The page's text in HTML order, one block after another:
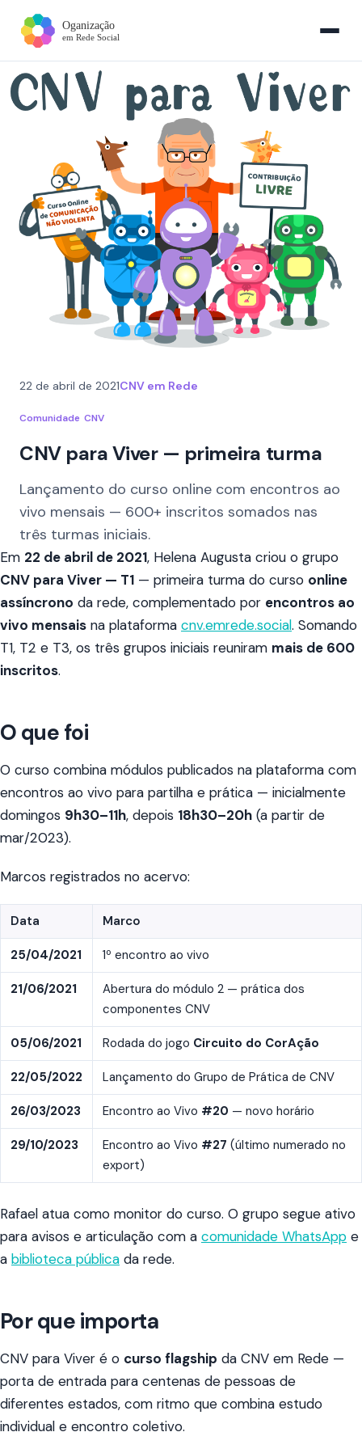
22 de abril de 2021CNV em Rede
Comunidade CNV
CNV para Viver — primeira turma
Lançamento do curso online com encontros ao
vivo mensais — 600+ inscritos somados nas
três turmas iniciais.
Em 22 de abril de 2021, Helena Augusta criou o grupo
CNV para Viver — T1 — primeira turma do curso online
assíncrono da rede, complementado por encontros ao
vivo mensais na plataforma cnv.emrede.social. Somando
T1, T2 e T3, os três grupos iniciais reuniram mais de 600
inscritos.
O que foi
O curso combina módulos publicados na plataforma com
encontros ao vivo para partilha e prática — inicialmente
domingos 9h30–11h, depois 18h30–20h (a partir de
mar/2023).
Marcos registrados no acervo:
Data Marco
25/04/2021 1º encontro ao vivo
21/06/2021
Abertura do módulo 2 — prática dos
componentes CNV
05/06/2021 Rodada do jogo Circuito do CorAção
22/05/2022 Lançamento do Grupo de Prática de CNV
26/03/2023 Encontro ao Vivo #20 — novo horário
29/10/2023 Encontro ao Vivo #27 (último numerado no
export)
Rafael atua como monitor do curso. O grupo segue ativo
para avisos e articulação com a comunidade WhatsApp e
a biblioteca pública da rede.
Por que importa
CNV para Viver é o curso flagship da CNV em Rede —
porta de entrada para centenas de pessoas de
diferentes estados, com ritmo que combina estudo
individual e encontro coletivo.